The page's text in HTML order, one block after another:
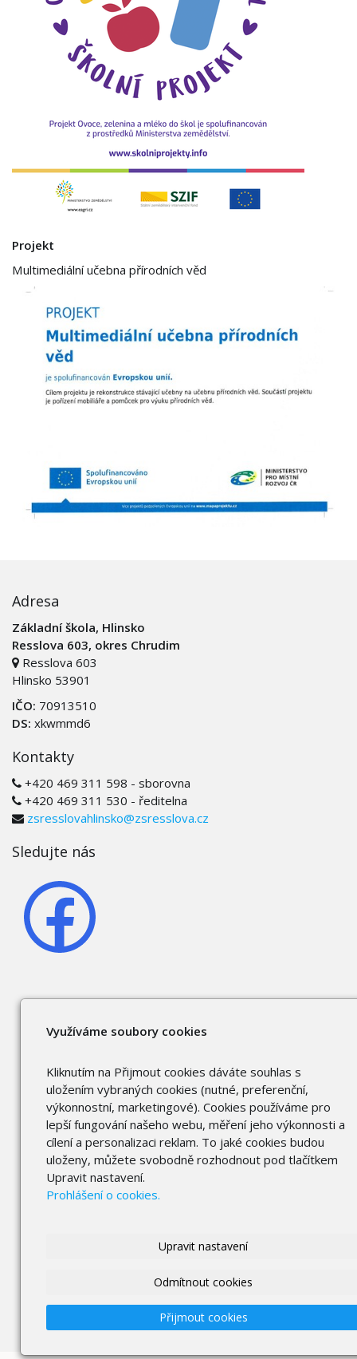
Projekt
Multimediální učebna přírodních věd
Adresa
Základní škola, Hlinsko
Resslova 603, okres Chrudim
Resslova 603
Hlinsko 53901
IČO: 70913510
DS: xkwmmd6
Kontakty
+420 469 311 598 - sborovna
+420 469 311 530 - ředitelna
zsresslovahlinsko@zsresslova.cz
Sledujte nás
Využíváme soubory cookies
Kliknutím na Přijmout cookies dáváte souhlas s
uložením vybraných cookies (nutné, preferenční,
výkonnostní, marketingové). Cookies používáme pro
lepší fungování našeho webu, měření jeho výkonnosti a
cílení a personalizaci reklam. To jaké cookies budou
uloženy, můžete svobodně rozhodnout pod tlačítkem
Upravit nastavení.
Prohlášení o cookies.
Upravit nastavení
Odmítnout cookies
Přijmout cookies